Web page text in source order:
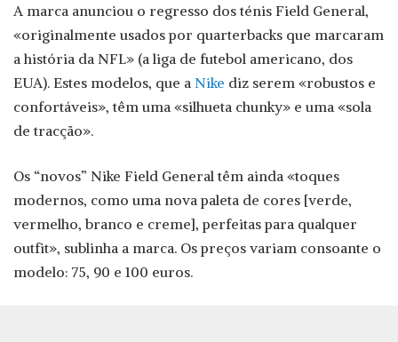
A marca anunciou o regresso dos ténis Field General,
«originalmente usados por quarterbacks que marcaram
a história da NFL» (a liga de futebol americano, dos
EUA). Estes modelos, que a Nike diz serem «robustos e
confortáveis», têm uma «silhueta chunky» e uma «sola
de tracção».
Os “novos” Nike Field General têm ainda «toques
modernos, como uma nova paleta de cores [verde,
vermelho, branco e creme], perfeitas para qualquer
outfit», sublinha a marca. Os preços variam consoante o
modelo: 75, 90 e 100 euros.